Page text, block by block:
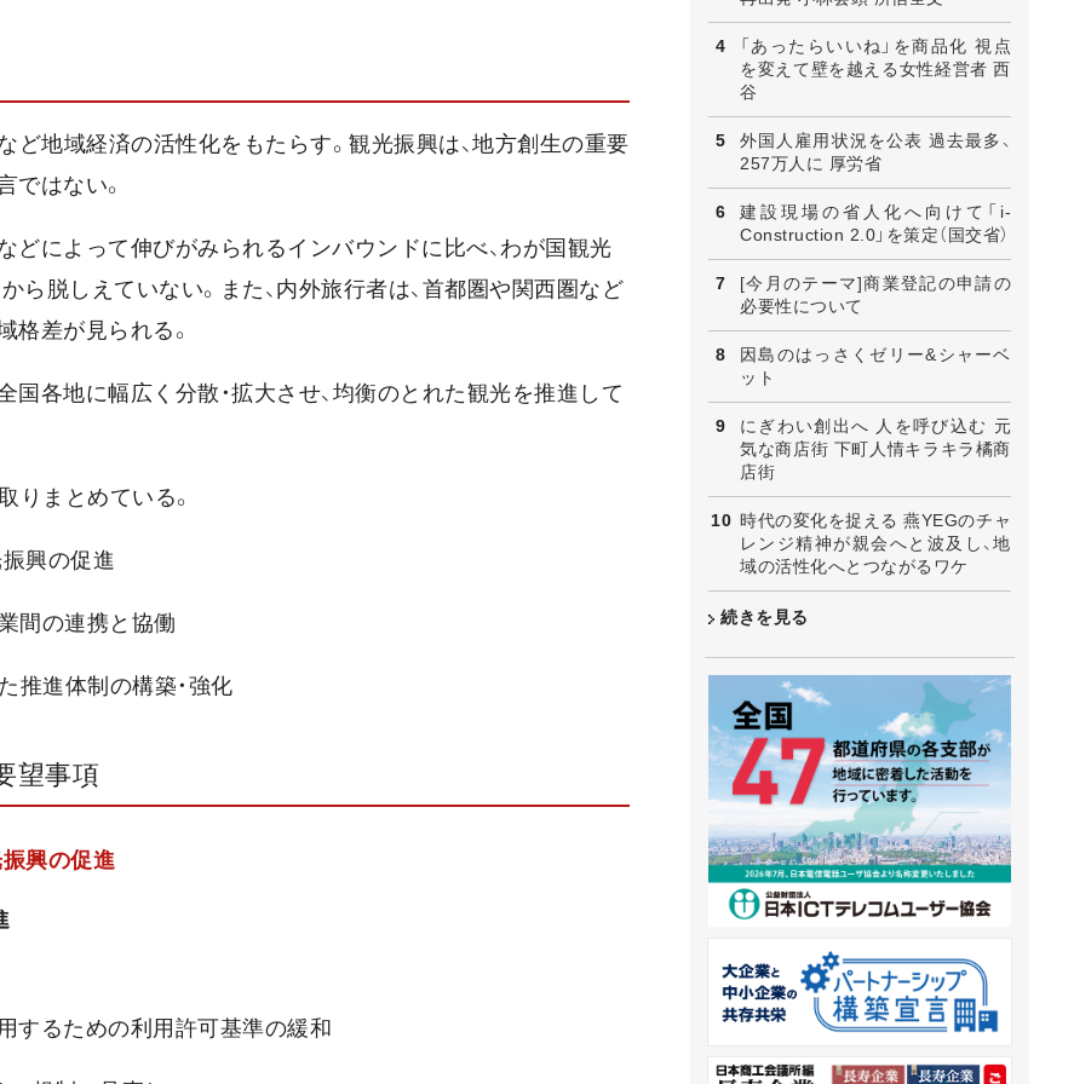
ど地域経済の活性化をもたらす。観光振興は、地方創生の重要
ではない。
どによって伸びがみられるインバウンドに比べ、わが国観光
脱しえていない。また、内外旅行者は、首都圏や関西圏など
格差が見られる。
各地に幅広く分散・拡大させ、均衡のとれた観光を推進して
りまとめている。
振興の促進
間の連携と協働
推進体制の構築・強化
望事項
振興の促進
するための利用許可基準の緩和
「あったらいいね」を商品化 視点
を変えて壁を越える女性経営者 西
谷
外国人雇用状況を公表 過去最多、
257万人に 厚労省
建設現場の省人化へ向けて「i-
Construction 2.0」を策定（国交省）
[今月のテーマ]商業登記の申請の
必要性について
因島のはっさくゼリー&シャーベ
ット
にぎわい創出へ 人を呼び込む 元
気な商店街 下町人情キラキラ橘商
店街
時代の変化を捉える 燕YEGのチャ
レンジ精神が親会へと波及し、地
域の活性化へとつながるワケ
続きを見る